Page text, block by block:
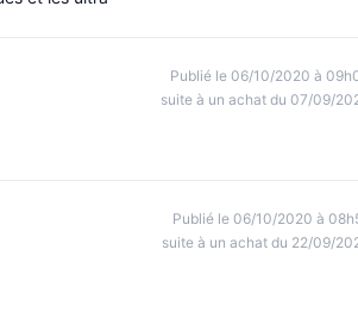
Publié le 06/10/2020 à
suite à un achat du 07/09/
Publié le 06/10/2020 à
suite à un achat du 22/09/